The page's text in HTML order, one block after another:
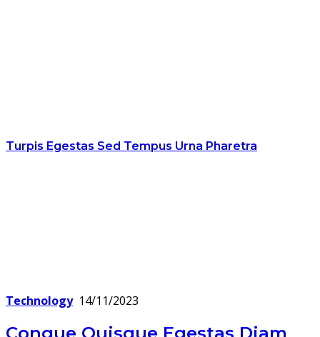
Turpis Egestas Sed Tempus Urna Pharetra
Technology 14/11/2023